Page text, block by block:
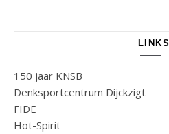
LINKS
150 jaar KNSB
Denksportcentrum Dijckzigt
FIDE
Hot-Spirit